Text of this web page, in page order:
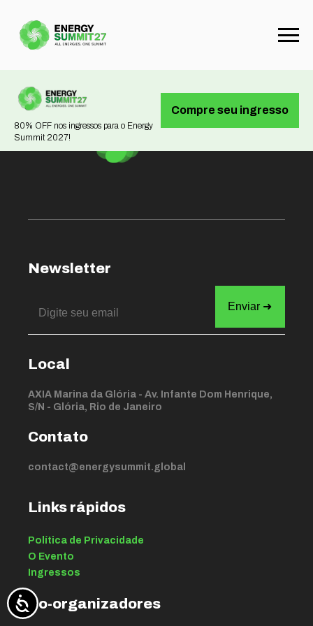
80% OFF nos ingressos para o Energy
Summit 2027!
Compre seu ingresso
Not found
Newsletter
Local
AXIA Marina da Glória - Av. Infante Dom Henrique,
S/N - Glória, Rio de Janeiro
Contato
contact@energysummit.global
Links rápidos
Política de Privacidade
O Evento
Ingressos
Co-organizadores